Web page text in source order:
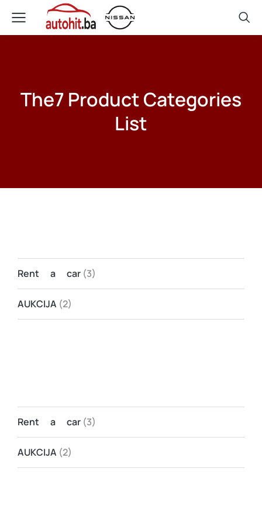
The7 Product Categories
List
Rent a car (3)
AUKCIJA (2)
Rent a car (3)
AUKCIJA (2)